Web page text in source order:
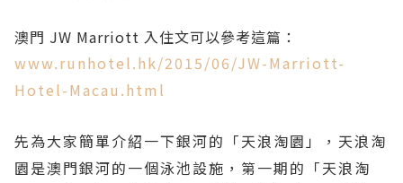
澳門 JW Marriott 入住文可以參考這篇：
www.runhotel.hk/2015/06/JW-Marriott-
Hotel-Macau.html
先為大家簡單介紹一下銀河的「天浪淘園」，天浪淘
園是澳門銀河的一個泳池設施，第一期的「天浪淘